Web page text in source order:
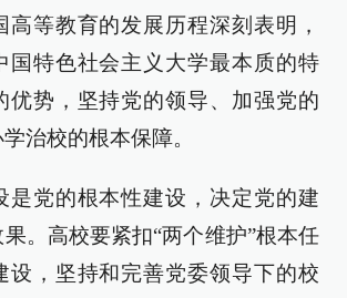
高等教育的发展历程深刻表明，
国特色社会主义大学最本质的特
优势，坚持党的领导、加强党的
治校的根本保障。
是党的根本性建设，决定党的建
。高校要紧扣“两个维护”根本任
设，坚持和完善党委领导下的校